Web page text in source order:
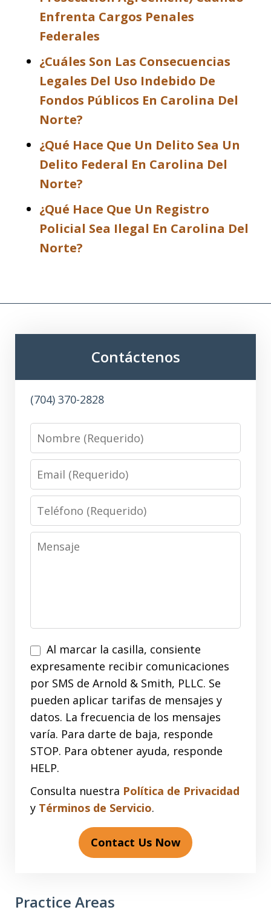
Enfrenta Cargos Penales
Federales
¿Cuáles Son Las Consecuencias
Legales Del Uso Indebido De
Fondos Públicos En Carolina Del
Norte?
¿Qué Hace Que Un Delito Sea Un
Delito Federal En Carolina Del
Norte?
¿Qué Hace Que Un Registro
Policial Sea Ilegal En Carolina Del
Norte?
Contáctenos
(704) 370-2828
Name
Email
Phone
Message
Al marcar la casilla, consiente
expresamente recibir comunicaciones
por SMS de Arnold & Smith, PLLC. Se
pueden aplicar tarifas de mensajes y
datos. La frecuencia de los mensajes
varía. Para darte de baja, responde
STOP. Para obtener ayuda, responde
HELP.
Consulta nuestra Política de Privacidad
y Términos de Servicio.
Contact Us Now
Practice Areas